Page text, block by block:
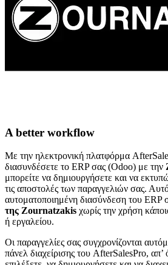
A better workflow
Με την ηλεκτρονική πλατφόρμα
διασυνδέσετε το ERP σας (Odoo) με την
μπορείτε να δημιουργήσετε και να
τις αποστολές των παραγγελιών σας.
αυτοματοποιημένη διασύνδεση του ERP
της Zournatzakis χωρίς την χρήση
ή εργαλείου.
Οι παραγγελίες σας συγχρονίζονται
πάνελ διαχείρισης του AfterSalesPro, απ’